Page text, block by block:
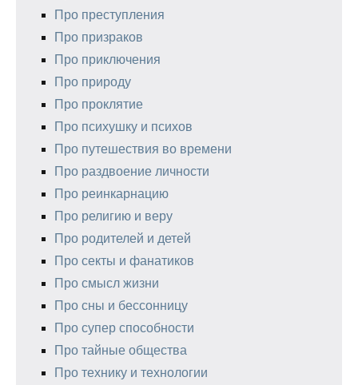
Про преступления
Про призраков
Про приключения
Про природу
Про проклятие
Про психушку и психов
Про путешествия во времени
Про раздвоение личности
Про реинкарнацию
Про религию и веру
Про родителей и детей
Про секты и фанатиков
Про смысл жизни
Про сны и бессонницу
Про супер способности
Про тайные общества
Про технику и технологии